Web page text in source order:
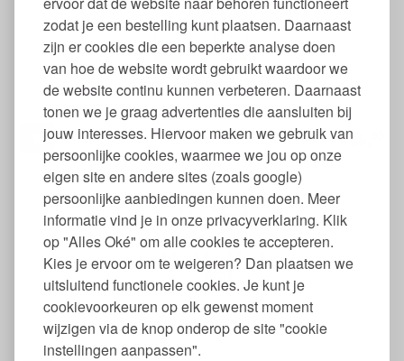
zodat je een bestelling kunt plaatsen. Daarnaast
zijn er cookies die een beperkte analyse doen
van hoe de website wordt gebruikt waardoor we
de website continu kunnen verbeteren. Daarnaast
tonen we je graag advertenties die aansluiten bij
jouw interesses. Hiervoor maken we gebruik van
persoonlijke cookies, waarmee we jou op onze
eigen site en andere sites (zoals google)
persoonlijke aanbiedingen kunnen doen. Meer
informatie vind je in onze privacyverklaring. Klik
op "Alles Oké" om alle cookies te accepteren.
Kies je ervoor om te weigeren? Dan plaatsen we
uitsluitend functionele cookies. Je kunt je
cookievoorkeuren op elk gewenst moment
wijzigen via de knop onderop de site "cookie
instellingen aanpassen".
Deodorant Poeder 120 gr
€26,
Deodorantpoeder 50 gr